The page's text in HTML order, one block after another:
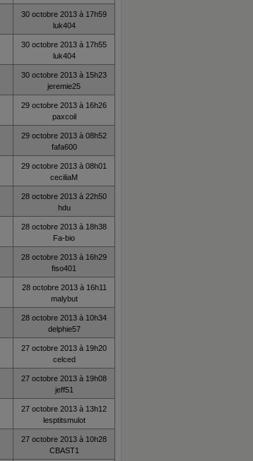
30 octobre 2013 à 17h59
luk404
30 octobre 2013 à 17h55
luk404
30 octobre 2013 à 15h23
jeremie25
29 octobre 2013 à 16h26
paxcoil
29 octobre 2013 à 08h52
fafa600
29 octobre 2013 à 08h01
ceciliaM
28 octobre 2013 à 22h50
hdu
28 octobre 2013 à 18h38
Fa-bio
28 octobre 2013 à 16h29
fiso401
28 octobre 2013 à 16h11
malybut
28 octobre 2013 à 10h34
delphie57
27 octobre 2013 à 19h20
celced
27 octobre 2013 à 19h08
jeff51
27 octobre 2013 à 13h12
lesptitsmulot
27 octobre 2013 à 10h28
CBAST1